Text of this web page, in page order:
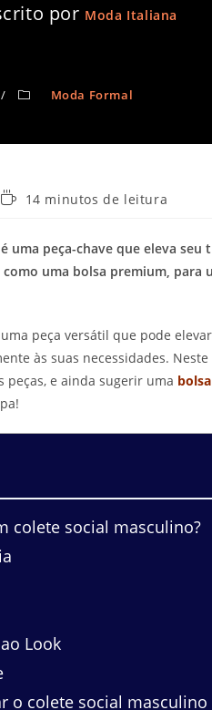
por Moda Italiana
Moda Formal
Tempo14 minutos de leitura
uma peça-chave que eleva
uma bolsa premium,
peça versátil que pode
às suas necessidades.
peças, e ainda sugerir uma
colete social masculino?
Look
o colete social